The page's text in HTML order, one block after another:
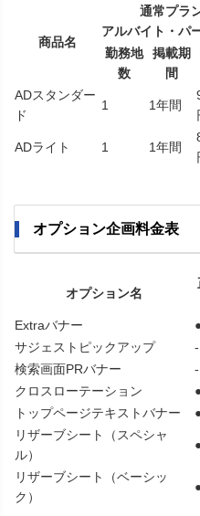
商品名
通常プラ
アルバイト・パ
勤務地
数
掲載期
間
ADスタンダー
ド
1 1年間
ADライト 1 1年間
オプション企画料金表
オプション名
Extraバナー
サジェストピックアップ
-
検索画面PRバナー
-
クロスローテーション
トップページテキストバナー
リザーブシート（スペシャ
ル）
リザーブシート（ベーシッ
ク）